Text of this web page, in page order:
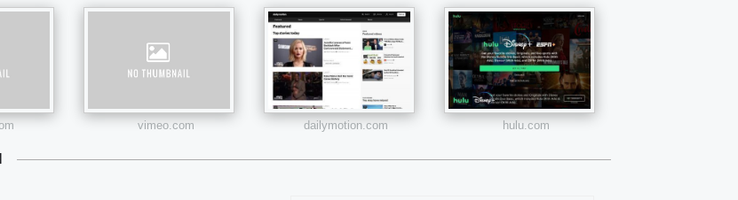
vimeo.com dailymotion.com hulu.com